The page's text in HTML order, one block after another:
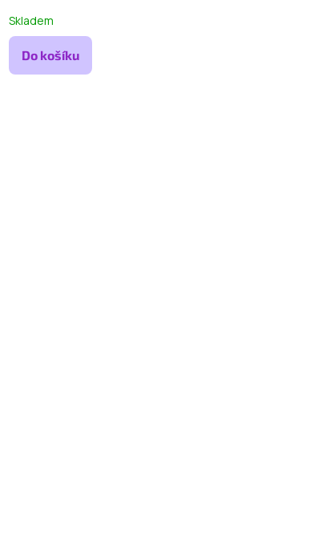
Skladem
Do košíku